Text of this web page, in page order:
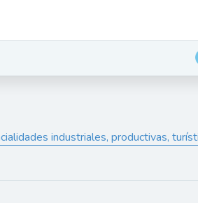
industriales, productivas,